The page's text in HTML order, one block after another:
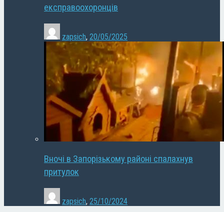
експравоохоронців
zapsich, 20/05/2025
Вночі в Запорізькому районі спалахнув
притулок
zapsich, 25/10/2024